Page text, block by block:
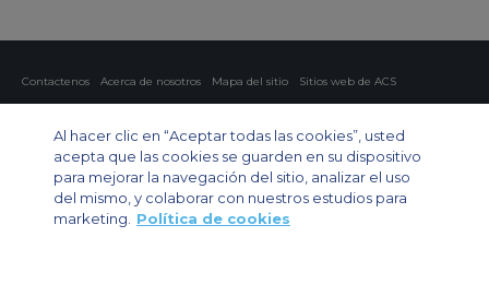
Contactenos Acerca de nosotros Mapa del sitio
Sitios web de ACS
Chárter privado
Chárter para grupos Chárter de carga Guía de aviones
Private Charter App
Al hacer clic en “Aceptar todas las cookies”, usted
acepta que las cookies se guarden en su dispositivo
para mejorar la navegación del sitio, analizar el uso
del mismo, y colaborar con nuestros estudios para
marketing.
Política de cookies